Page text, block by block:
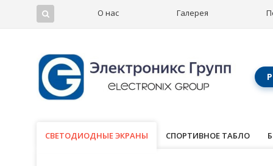
О нас Галерея
СВЕТОДИОДНЫЕ ЭКРАНЫ
СВЕТОДИОДНЫЕ ЭКРАНЫ СПОРТИВНОЕ ТАБЛО